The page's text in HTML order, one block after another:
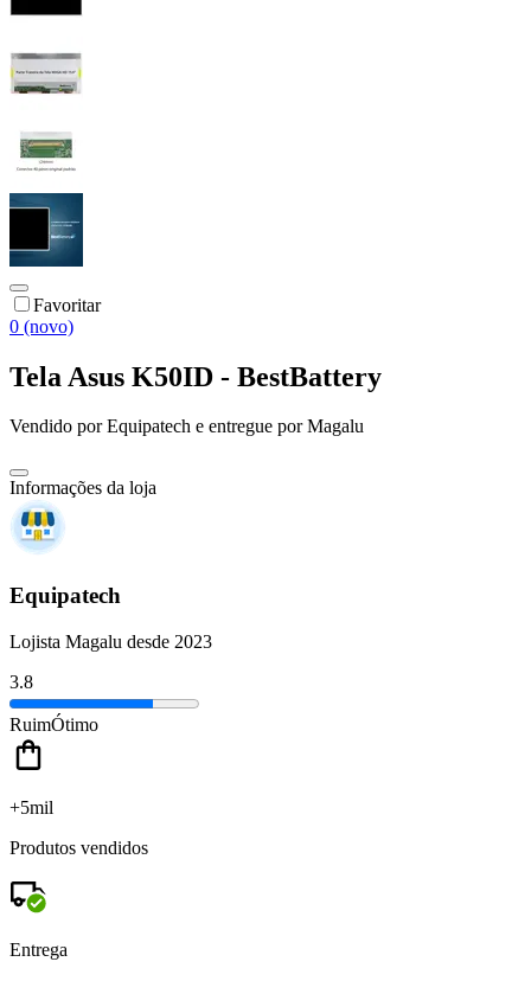
Favoritar
0 (novo)
Tela Asus K50ID - BestBattery
Vendido porEquipatech e entregue por Magalu
Informações da loja
Equipatech
Lojista Magalu desde 2023
3.8
RuimÓtimo
+5mil
Produtos vendidos
Entrega